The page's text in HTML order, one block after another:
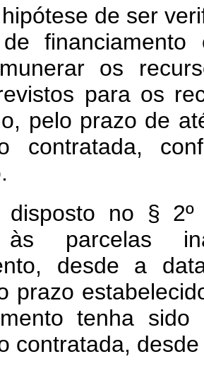
hipótese de ser
financiamento
os
para os
pelo prazo de
contratada,
no § 2º
às parcelas
desde a
prazo
tenha
contratada,